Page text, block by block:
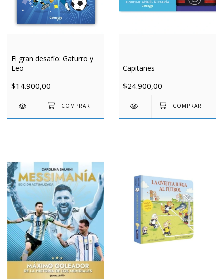
El gran desafío: Gaturro y
Leo
$14.900,00
Capitanes
$24.900,00